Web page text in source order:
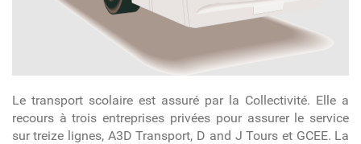
Le transport scolaire est assuré par la Collectivité. Elle a
recours à trois entreprises privées pour assurer le service
sur treize lignes, A3D Transport, D and J Tours et GCEE. La